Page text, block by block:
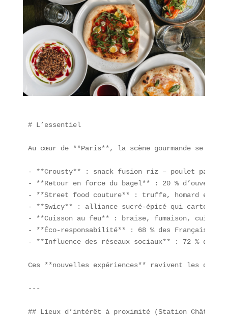
# L’essentiel
Au cœur de **Paris**, la scène gourmande se
- **Crousty** : snack fusion riz – poulet pané
- **Retour en force du bagel** : 20 %
- **Street food couture** : truffe, homard et
- **Swicy** : alliance sucré-épicé qui
- **Cuisson au feu** : braise, fumaison,
- **Éco-responsabilité** : 68 % des Français
- **Influence des réseaux sociaux** : 72 % des
Ces **nouvelles expériences** ravivent les
---
## Lieux d’intérêt à proximité (Station Châtelet